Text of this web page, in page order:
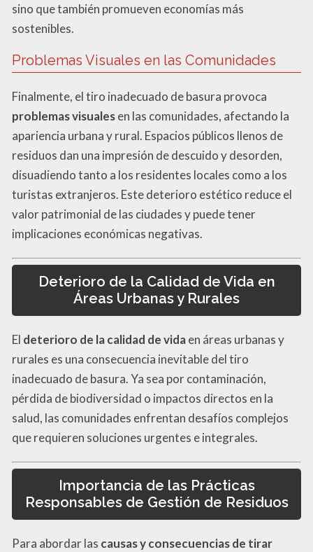
sino que también promueven economías más
sostenibles.
Problemas Visuales en las Comunidades
Finalmente, el tiro inadecuado de basura provoca
problemas visualesen las comunidades, afectando la
apariencia urbana y rural. Espacios públicos llenos de
residuos dan una impresión de descuido y desorden,
disuadiendo tanto a los residentes locales como a los
turistas extranjeros. Este deterioro estético reduce el
valor patrimonial de las ciudades y puede tener
implicaciones económicas negativas.
Deterioro de la Calidad de Vida en
Áreas Urbanas y Rurales
El deterioro de la calidad de vidaen áreas urbanas y
rurales es una consecuencia inevitable del tiro
inadecuado de basura. Ya sea por contaminación,
pérdida de biodiversidad o impactos directos en la
salud, las comunidades enfrentan desafíos complejos
que requieren soluciones urgentes e integrales.
Importancia de las Prácticas
Responsables de Gestión de Residuos
Para abordar las causas y consecuencias de tirar